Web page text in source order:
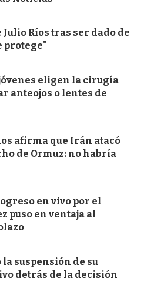
Ríos tras ser dado de
protege"
eligen la cirugía
anteojos o lentes de
afirma que Irán atacó
de Ormuz: no habría
en vivo por el
puso en ventaja al
suspensión de su
detrás de la decisión